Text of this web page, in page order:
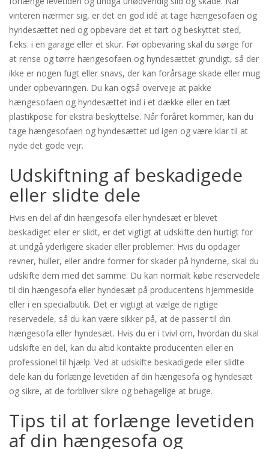
vinteren nærmer sig, er det en god idé at tage hængesofaen og
hyndesættet ned og opbevare det et tørt og beskyttet sted,
f.eks. i en garage eller et skur. Før opbevaring skal du sørge for
at rense og tørre hængesofaen og hyndesættet grundigt, så der
ikke er nogen fugt eller snavs, der kan forårsage skade eller mug
under opbevaringen. Du kan også overveje at pakke
hængesofaen og hyndesættet ind i et dække eller en tæt
plastikpose for ekstra beskyttelse. Når foråret kommer, kan du
tage hængesofaen og hyndesættet ud igen og være klar til at
nyde det gode vejr.
Udskiftning af beskadigede
eller slidte dele
Hvis en del af din hængesofa eller hyndesæt er blevet
beskadiget eller er slidt, er det vigtigt at udskifte den hurtigt for
at undgå yderligere skader eller problemer. Hvis du opdager
revner, huller, eller andre former for skader på hynderne, skal du
udskifte dem med det samme. Du kan normalt købe reservedele
til din hængesofa eller hyndesæt på producentens hjemmeside
eller i en specialbutik. Det er vigtigt at vælge de rigtige
reservedele, så du kan være sikker på, at de passer til din
hængesofa eller hyndesæt. Hvis du er i tvivl om, hvordan du skal
udskifte en del, kan du altid kontakte producenten eller en
professionel til hjælp. Ved at udskifte beskadigede eller slidte
dele kan du forlænge levetiden af din hængesofa og hyndesæt
og sikre, at de forbliver sikre og behagelige at bruge.
Tips til at forlænge levetiden
af din hængesofa og